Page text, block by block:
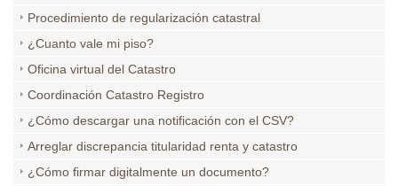
Procedimiento de regularización catastral
¿Cuanto vale mi piso?
Oficina virtual del Catastro
Coordinación Catastro Registro
¿Cómo descargar una notificación con el CSV?
Arreglar discrepancia titularidad renta y catastro
¿Cómo firmar digitalmente un documento?